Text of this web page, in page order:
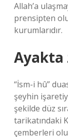
Allah’a
prensipten
kurumlarıdır.
“İsm-i hû”
şeyhin
şekilde düz
tarikatındaki
çemberleri